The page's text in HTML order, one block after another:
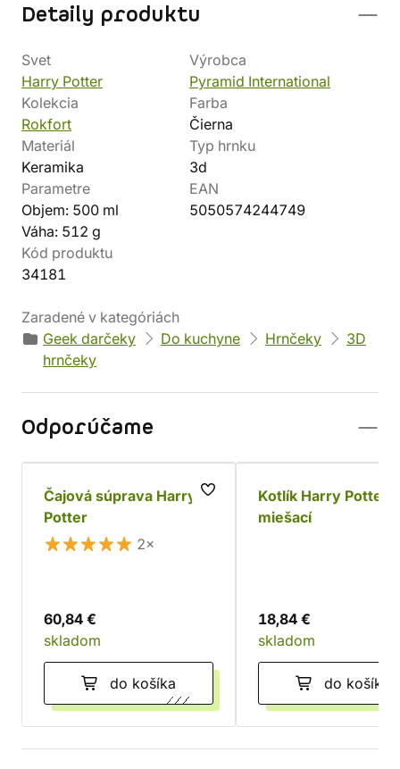
Detaily produktu
Svet
Harry Potter
Výrobca
Pyramid International
Kolekcia
Rokfort
Farba
Čierna
Materiál
Keramika
Typ hrnku
3d
Parametre
Objem: 500 ml
Váha: 512 g
EAN
5050574244749
Kód produktu
34181
Zaradené v kategóriách
Geek darčeky
Do kuchyne Hrnčeky
3D
hrnčeky
Odporúčame
Čajová súprava Harry
Potter
2×
60,84 €
skladom
do košíka
Kotlík Harry Potter,
miešací
18,84 €
skladom
do košíka